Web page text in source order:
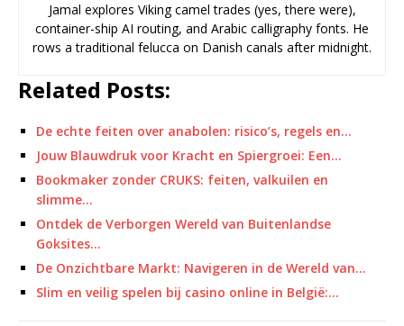
Jamal explores Viking camel trades (yes, there were),
container-ship AI routing, and Arabic calligraphy fonts. He
rows a traditional felucca on Danish canals after midnight.
Related Posts:
De echte feiten over anabolen: risico’s, regels en…
Jouw Blauwdruk voor Kracht en Spiergroei: Een…
Bookmaker zonder CRUKS: feiten, valkuilen en
slimme…
Ontdek de Verborgen Wereld van Buitenlandse
Goksites…
De Onzichtbare Markt: Navigeren in de Wereld van…
Slim en veilig spelen bij casino online in België:…